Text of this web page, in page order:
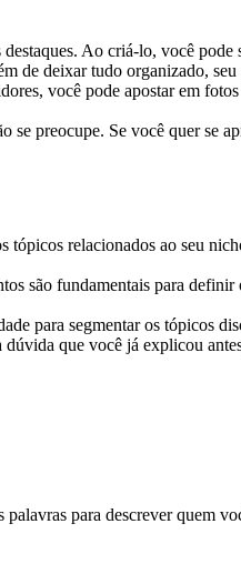
Ao criá-lo, você
de deixar tudo organizado,
você pode apostar em
se preocupe. Se você quer se
relacionados ao seu
são fundamentais para
para segmentar os tópicos
que você já explicou
para descrever quem